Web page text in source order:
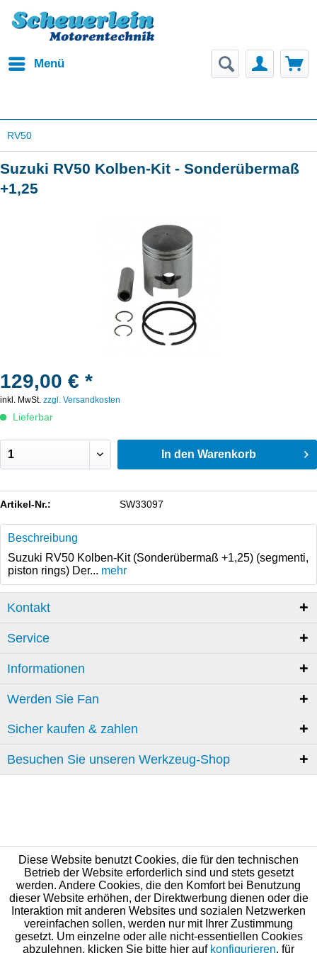
Menü
RV50
Suzuki RV50 Kolben-Kit - Sonderübermaß
+1,25
129,00 € *
inkl. MwSt. zzgl. Versandkosten
Lieferbar
In den Warenkorb
Artikel-Nr.: SW33097
Beschreibung
Suzuki RV50 Kolben-Kit (Sonderübermaß +1,25) (segmenti,
piston rings) Der... mehr
Kontakt
Service
Informationen
Werden Sie Fan
Sicher kaufen & zahlen
Besuchen Sie unseren Werkzeug-Shop
Diese Website benutzt Cookies, die für den technischen
Betrieb der Website erforderlich sind und stets gesetzt
werden. Andere Cookies, die den Komfort bei Benutzung
dieser Website erhöhen, der Direktwerbung dienen oder die
Interaktion mit anderen Websites und sozialen Netzwerken
vereinfachen sollen, werden nur mit Ihrer Zustimmung
gesetzt. Um einzelne oder alle nicht-essentiellen Cookies
abzulehnen, klicken Sie bitte hier auf konfigurieren, für